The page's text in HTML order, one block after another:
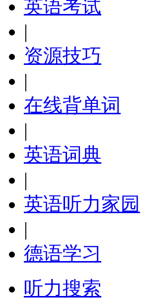
英语考试
|
资源技巧
|
在线背单词
|
英语词典
|
英语听力家园
|
德语学习
听力搜索